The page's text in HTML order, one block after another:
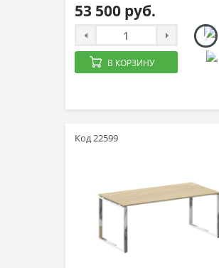
53 500 руб.
В КОРЗИНУ
Код 22599